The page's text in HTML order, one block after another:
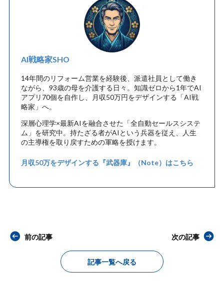
AI戦略家SHO
14年間のリフォーム営業を経験後、派遣社員として働き
ながら、93歳の母を介護する日々。知識ゼロから1年でAI
アプリ70個を自作し、月収50万円をデザインする「AI戦
略家」へ。
深層心理学×最新AIを融合させた「全自動セールスシステ
ム」を研究中。持たざる者がAIという兵器を従え、人生
の主導権を取り戻すための軍略を授けます。
月収50万をデザインする『武器庫』（Note）はこちら
前の記事
記事一覧へ戻る
次の記事